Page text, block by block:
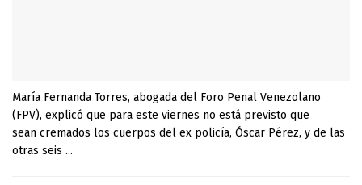
María Fernanda Torres, abogada del Foro Penal Venezolano
(FPV), explicó que para este viernes no está previsto que
sean cremados los cuerpos del ex policía, Óscar Pérez, y de las
otras seis ...